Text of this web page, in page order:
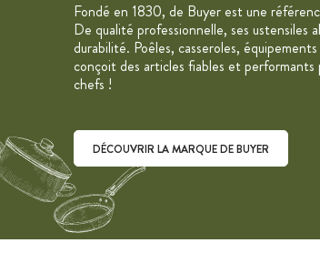
Fondé en 1830, de Buyer est une
De qualité professionnelle, ses
durabilité. Poêles, casseroles,
conçoit des articles fiables et performants
chefs !
DÉCOUVRIR LA MARQUE DE BUYER